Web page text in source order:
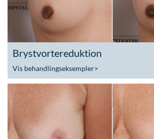
Brystvortereduktion
Vis behandlingseksempler>